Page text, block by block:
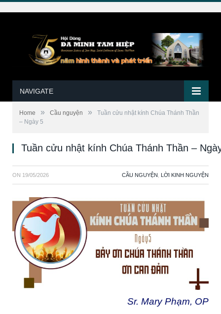
NAVIGATE
Home » Cầu nguyện »
Tuần cửu nhật kính Chúa Thánh Thần
– Ngày 5
Tuần cửu nhật kính Chúa Thánh Thần –
ON 19/05/2026 CẦU NGUYỆN LỜI KINH NGUYỆN
Sr. Mary Phạm, OP